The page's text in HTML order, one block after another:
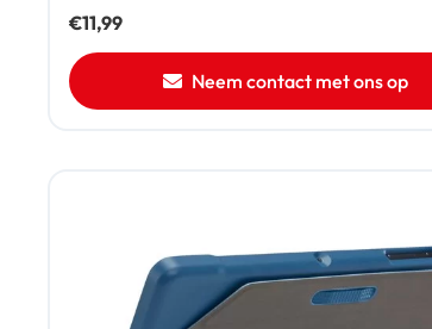
€11,99
Neem contact met ons op